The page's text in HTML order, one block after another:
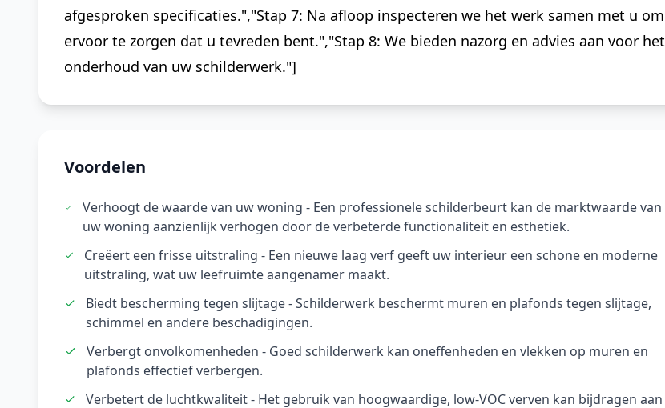
afgesproken specificaties.","Stap 7: Na afloop inspecteren we het werk samen met u om
ervoor te zorgen dat u tevreden bent.","Stap 8: We bieden nazorg en advies aan voor het
onderhoud van uw schilderwerk."]
Voordelen
Verhoogt de waarde van uw woning - Een professionele schilderbeurt kan de marktwaarde van
uw woning aanzienlijk verhogen door de verbeterde functionaliteit en esthetiek.
Creëert een frisse uitstraling - Een nieuwe laag verf geeft uw interieur een schone en moderne
uitstraling, wat uw leefruimte aangenamer maakt.
Biedt bescherming tegen slijtage - Schilderwerk beschermt muren en plafonds tegen slijtage,
schimmel en andere beschadigingen.
Verbergt onvolkomenheden - Goed schilderwerk kan oneffenheden en vlekken op muren en
plafonds effectief verbergen.
Verbetert de luchtkwaliteit - Het gebruik van hoogwaardige, low-VOC verven kan bijdragen aan